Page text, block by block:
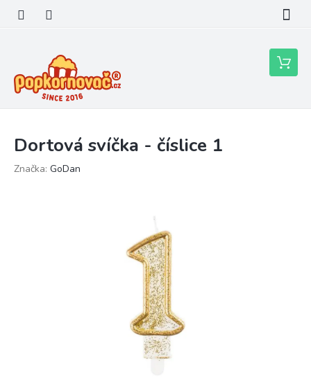
obsah
Nákupní
košík
Dortová svíčka - číslice 1
Značka: GoDan